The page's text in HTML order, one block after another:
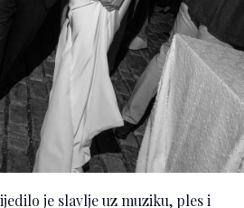
je slavlje uz muziku, ples i